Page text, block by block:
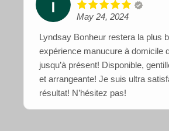
May 24, 2024
Lyndsay Bonheur restera la plus
expérience manucure à domicile
jusqu’à présent! Disponible,
et arrangeante! Je suis ultra
résultat! N’hésitez pas!